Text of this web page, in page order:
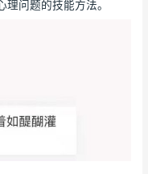
问题的技能方法。